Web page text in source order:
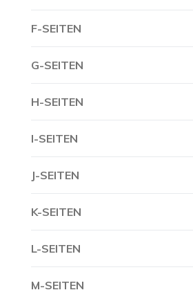
F-SEITEN
G-SEITEN
H-SEITEN
I-SEITEN
J-SEITEN
K-SEITEN
L-SEITEN
M-SEITEN